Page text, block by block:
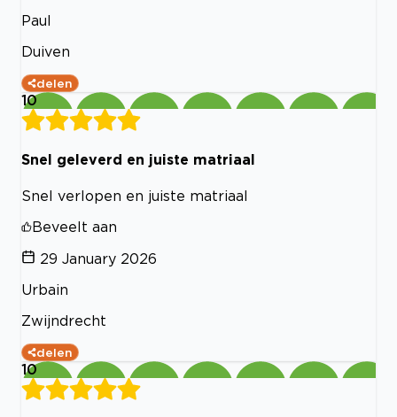
Paul
Duiven
delen
10
Snel geleverd en juiste matriaal
Snel verlopen en juiste matriaal
Beveelt aan
29 January 2026
Urbain
Zwijndrecht
delen
10